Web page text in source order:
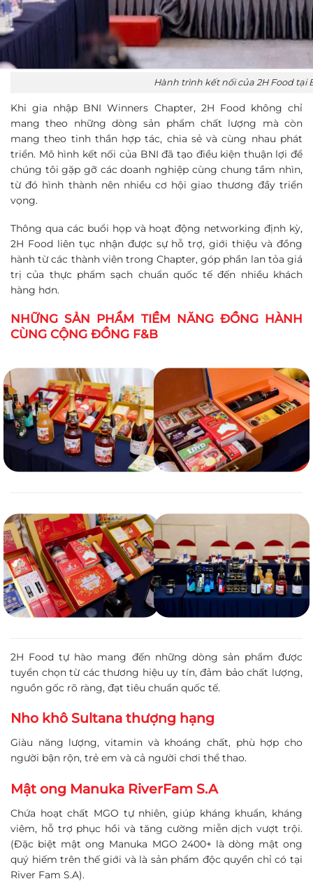
Hành trình kết nối của 2H Food tại
Khi gia nhập BNI Winners Chapter, 2H Food không chỉ
mang theo những dòng sản phẩm chất lượng mà còn
mang theo tinh thần hợp tác, chia sẻ và cùng nhau phát
triển. Mô hình kết nối của BNI đã tạo điều kiện thuận lợi để
chúng tôi gặp gỡ các doanh nghiệp cùng chung tầm nhìn,
từ đó hình thành nên nhiều cơ hội giao thương đầy triển
vọng.
Thông qua các buổi họp và hoạt động networking định kỳ,
2H Food liên tục nhận được sự hỗ trợ, giới thiệu và đồng
hành từ các thành viên trong Chapter, góp phần lan tỏa giá
trị của thực phẩm sạch chuẩn quốc tế đến nhiều khách
hàng hơn.
NHỮNG SẢN PHẨM TIỀM NĂNG ĐỒNG HÀNH
CÙNG CỘNG ĐỒNG F&B
2H Food tự hào mang đến những dòng sản phẩm được
tuyển chọn từ các thương hiệu uy tín, đảm bảo chất lượng,
nguồn gốc rõ ràng, đạt tiêu chuẩn quốc tế.
Nho khô Sultana thượng hạng
Giàu năng lượng, vitamin và khoáng chất, phù hợp cho
người bận rộn, trẻ em và cả người chơi thể thao.
Mật ong Manuka RiverFam S.A
Chứa hoạt chất MGO tự nhiên, giúp kháng khuẩn, kháng
viêm, hỗ trợ phục hồi và tăng cường miễn dịch vượt trội.
(Đặc biệt mật ong Manuka MGO 2400+ là dòng mật ong
quý hiếm trên thế giới và là sản phẩm độc quyền chỉ có tại
River Fam S.A).